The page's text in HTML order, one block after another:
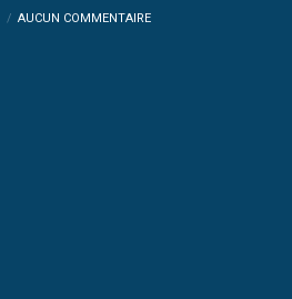
AUCUN COMMENTAIRE